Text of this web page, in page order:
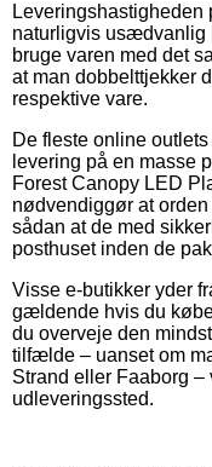
Leveringshastigheden
naturligvis usædvanlig
bruge varen med det
at man dobbelttjekker
respektive vare.
De fleste online
levering på en masse
Forest Canopy LED
nødvendiggør at
sådan at de med
posthuset inden de
Visse e-butikker yder
gældende hvis du
du overveje den
tilfælde – uanset om
Strand eller Faaborg
udleveringssted.